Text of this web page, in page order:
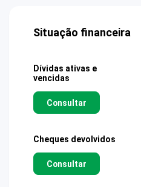
Situação financeira
Dívidas ativas e
vencidas
Consultar
Cheques devolvidos
Consultar